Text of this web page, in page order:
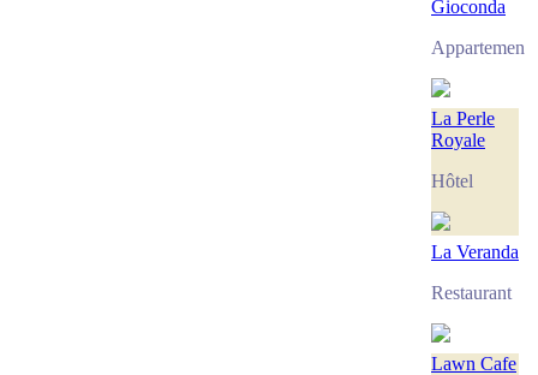
Gioconda
Appartement
La Perle
Royale
Hôtel
La Veranda
Restaurant
Lawn Cafe